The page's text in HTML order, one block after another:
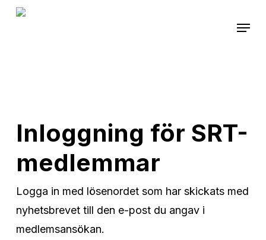
Skip
Menu
Inloggning för SRT-
medlemmar
Logga in med lösenordet som har skickats med
nyhetsbrevet till den e-post du angav i
medlemsansökan.